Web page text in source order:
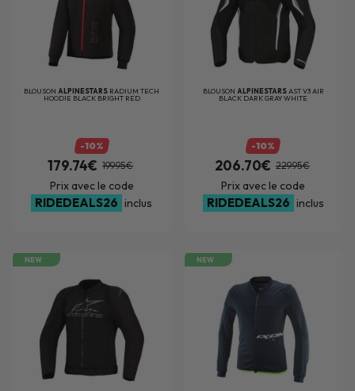
BLOUSON ALPINESTARS RADIUM TECH
HOODIE BLACK BRIGHT RED
-10%
179.74€ 199.95€
Prix avec le code
RIDEDEALS26 inclus
BLOUSON ALPINESTARS AST V3 AIR
BLACK DARK GRAY WHITE
-10%
206.70€ 229.95€
Prix avec le code
RIDEDEALS26 inclus
NEW NEW